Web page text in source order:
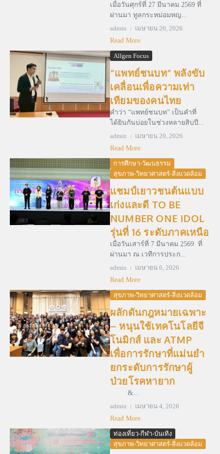
เมื่อวันศุกร์ที่ 27 มีนาคม 2569 ที่
ผ่านมา ทูลกระหม่อมหญ...
admin
เมษายน 20, 2026
Read More
Allgen Focus
“แพทย์ชนบท” พลังขับ
เคลื่อนเพื่อความเท่า
เทียมของคนไทย
คำว่า “แพทย์ชนบท” เป็นคำที่
ได้ยินกันบ่อยในช่วงหลายสิบปี...
admin
เมษายน 20, 2026
Read More
การศึกษา-วัฒนธรรม
สุขภาพ-วิทยาศาสตร์-สิ่งแวดล้อม
แชมป์เยาวชนต้นแบบ
เก่งและดี TO BE
NUMBER ONE IDOL
รุ่นที่ 16 ระดับภาคเหนือ
เมื่อวันเสาร์ที่ 7 มีนาคม 2569 ที่
ผ่านมา ณ เวทีการประก...
admin
เมษายน 6, 2026
Read More
สุขภาพ-วิทยาศาสตร์-สิ่งแวดล้อม
ผลักดันกฎหมายเฉพาะ
– หนุนใช้เทคโนโลยีจี
โนมิกส์ และ ATMP
เพื่อการรักษาที่แม่นยำ
ยกระดับการรักษาผู้
ป่วยโรคหายาก
&...
admin
เมษายน 4, 2026
Read More
ท่องเที่ยว-กีฬา-บันเทิง
สุขภาพ-วิทยาศาสตร์-สิ่งแวดล้อม